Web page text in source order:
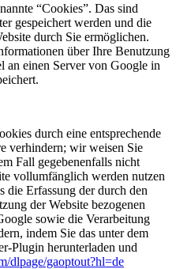
“Cookies”. Das sind
gespeichert werden und die
durch Sie ermöglichen.
über Ihre Benutzung
an einen Server von Google in
durch eine entsprechende
verhindern; wir weisen Sie
Fall gegebenenfalls nicht
vollumfänglich werden nutzen
die Erfassung der durch den
der Website bezogenen
sowie die Verarbeitung
indem Sie das unter dem
Plugin herunterladen und
dlpage/gaoptout?hl=de